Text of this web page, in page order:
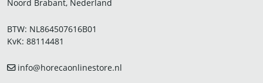
Noord Brabant, Nederland
BTW: NL864507616B01
KvK: 88114481
info@horecaonlinestore.nl